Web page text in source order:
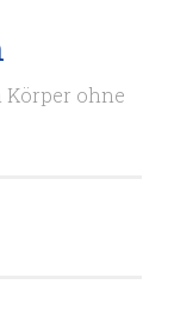
Körper ohne